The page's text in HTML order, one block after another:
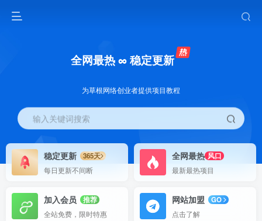
全网最热 ∞ 稳定更新
为草根网络创业者提供项目教程
输入关键词搜索
稳定更新
365天
每日更新不间断
全网最热 风口
最新最热项目
加入会员
推荐
全站免费，限时特惠
网站加盟
GO
点击了解